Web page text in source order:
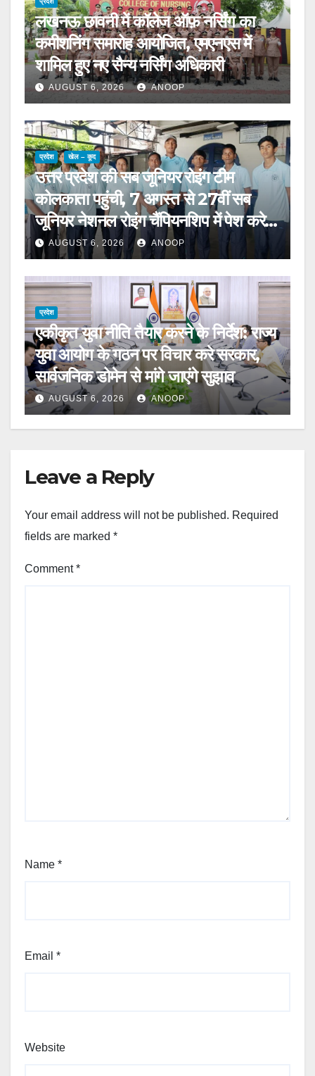
लखनऊ छावनी में कॉलेज ऑफ़ नर्सिंग का
कमीशनिंग समारोह आयोजित, एमएनएस में
शामिल हुए नए सैन्य नर्सिंग अधिकारी
AUGUST 6, 2026 ANOOP
प्रदेश खेल – कूद
उत्तर प्रदेश की सब जूनियर रोइंग टीम
कोलकाता पहुंची, 7 अगस्त से 27वीं सब
जूनियर नेशनल रोइंग चैंपियनशिप में पेश करेगी
चुनौती
AUGUST 6, 2026 ANOOP
प्रदेश
एकीकृत युवा नीति तैयार करने के निर्देश: राज्य
युवा आयोग के गठन पर विचार करे सरकार,
सार्वजनिक डोमेन से मांगे जाएंगे सुझाव
AUGUST 6, 2026 ANOOP
Leave a Reply
Your email address will not be published. Required
fields are marked *
Comment*
Name *
Email *
Website